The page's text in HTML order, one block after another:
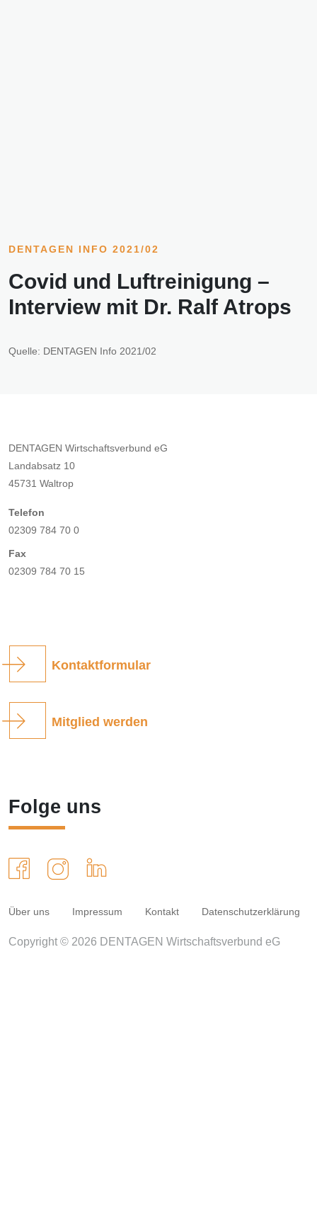
DENTAGEN INFO 2021/02
Covid und Luftreinigung –
Interview mit Dr. Ralf Atrops
Quelle: DENTAGEN Info 2021/02
DENTAGEN Wirtschaftsverbund eG
Landabsatz 10
45731 Waltrop
Telefon
02309 784 70 0
Fax
02309 784 70 15
Kontaktformular
Mitglied werden
Folge uns
Über uns Impressum Kontakt Datenschutzerklärung
Copyright © 2026 DENTAGEN Wirtschaftsverbund eG